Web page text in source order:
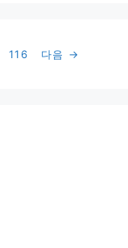
페
116 다음 →